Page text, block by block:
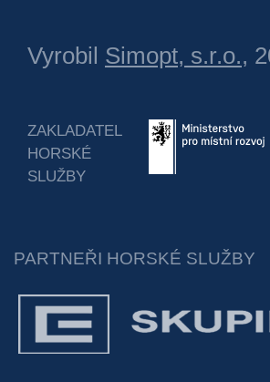
Vyrobil Simopt, s.r.o.,
ZAKLADATEL
HORSKÉ
SLUŽBY
PARTNEŘI HORSKÉ SLUŽBY